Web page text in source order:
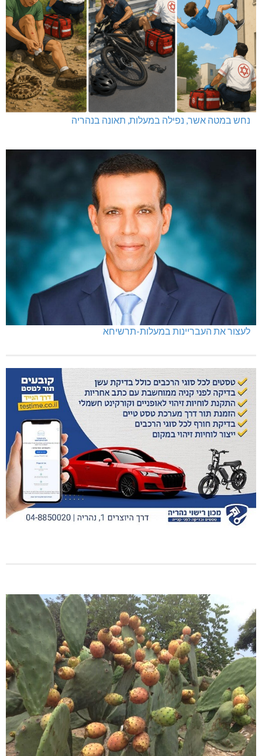
קק"ל: 859 מלש"ח לחיזוק ופיתוח הצפון
נחש במטה אשר, נפילה במעלות, תאונה בנהריה
לעצור את העבריינות במעלות-תרשיחא